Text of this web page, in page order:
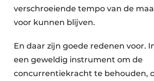
verschroeiende tempo van de
voor kunnen blijven.
En daar zijn goede redenen voor.
een geweldig instrument om de
concurrentiekracht te behouden,